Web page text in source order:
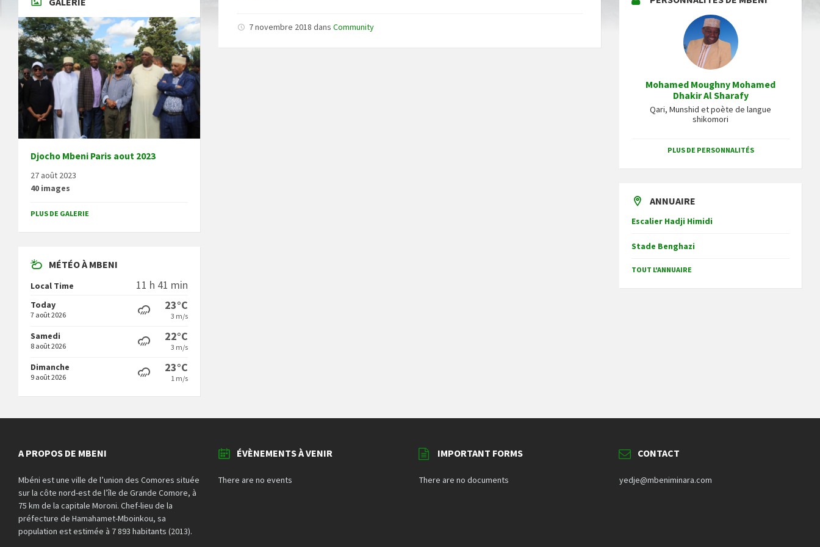
7 novembre 2018dansCommunity
Djocho Mbeni Paris aout 2023
27 août 2023
40 images
PLUS DE GALERIE
MÉTÉO À MBENI
Local Time 11 h 41 min
Today
7 août 2026
23°C
3 m/s
Samedi
8 août 2026
22°C
3 m/s
Dimanche
9 août 2026
23°C
1 m/s
Mohamed Moughny Mohamed
Dhakir Al Sharafy
Qari, Munshid et poète de langue
shikomori
PLUS DE PERSONNALITÉS
ANNUAIRE
Escalier Hadji Himidi
Stade Benghazi
TOUT L'ANNUAIRE
A PROPOS DE MBENI
Mbéni est une ville de l’union des Comores située
sur la côte nord-est de l’île de Grande Comore, à
75 km de la capitale Moroni. Chef-lieu de la
préfecture de Hamahamet-Mboinkou, sa
population est estimée à 7 893 habitants (2013).
ÉVÈNEMENTS À VENIR
There are no events
IMPORTANT FORMS
There are no documents
CONTACT
yedje@mbeniminara.com